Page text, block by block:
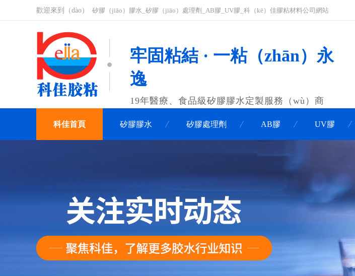
歡迎來到（dào） 矽膠（jiāo）膠水_矽膠（jiāo）處理劑_AB膠_UV膠_科（kē）佳膠粘材料公司網站
牢固粘結 · 一粘（zhān）永
逸
19年醫療、食品級矽膠膠水定製服務（wù）商
科佳首頁 矽膠膠水 矽膠處理劑 AB膠 UV膠